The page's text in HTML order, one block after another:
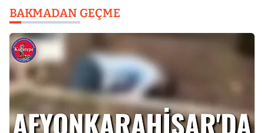
BAKMADAN GEÇME